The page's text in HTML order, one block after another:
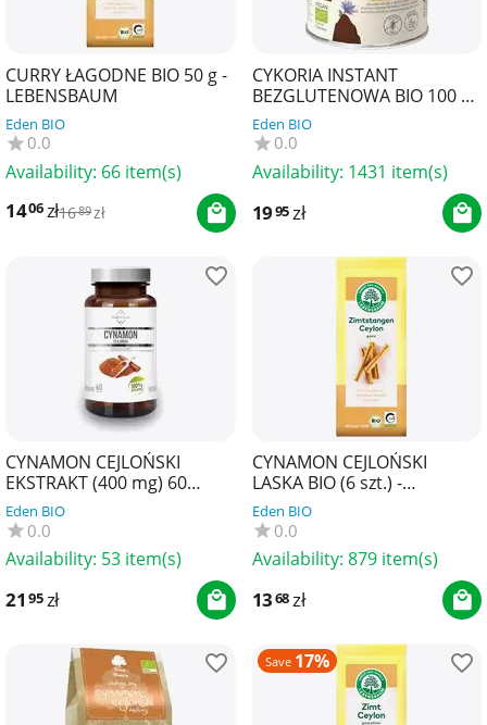
CURRY ŁAGODNE BIO 50 g -
LEBENSBAUM
Eden BIO
0.0
Availability: 66 item(s)
1406 zł1689 zł
CYKORIA INSTANT
BEZGLUTENOWA BIO 100 g -
LIMA
Eden BIO
0.0
Availability: 1431 item(s)
1995zł
CYNAMON CEJLOŃSKI
EKSTRAKT (400 mg) 60
KAPSUŁEK - SOUL FARM
Eden BIO
0.0
Availability: 53 item(s)
21 95zł
CYNAMON CEJLOŃSKI
LASKA BIO (6 szt.) -
LEBENSBAUM
Eden BIO
0.0
Availability: 879 item(s)
1368zł
Save 17%